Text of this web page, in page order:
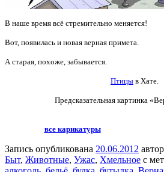
В наше время всё стремительно меняется!
Вот, появилась и новая верная примета.
А старая, похоже, забывается.
Птицы в Хате.
Предсказательная картинка
все карикатуры
Запись опубликована 20.06.2012
Быт, Животные, Ужас, Хмельное с